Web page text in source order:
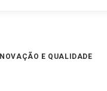
INOVAÇÃO E QUALIDADE